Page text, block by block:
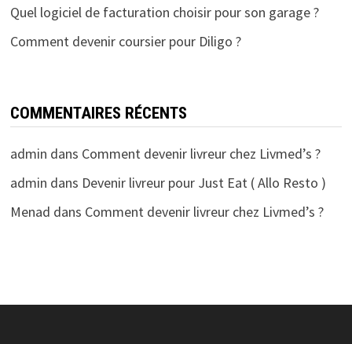
Quel logiciel de facturation choisir pour son garage ?
Comment devenir coursier pour Diligo ?
COMMENTAIRES RÉCENTS
admin dans Comment devenir livreur chez Livmed’s ?
admin dans Devenir livreur pour Just Eat ( Allo Resto )
Menad dans Comment devenir livreur chez Livmed’s ?